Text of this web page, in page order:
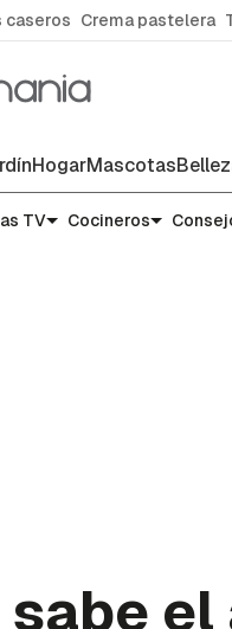
caseros Crema pastelera
HogarMascotas
gastronómicas
TV Cocineros
sabe